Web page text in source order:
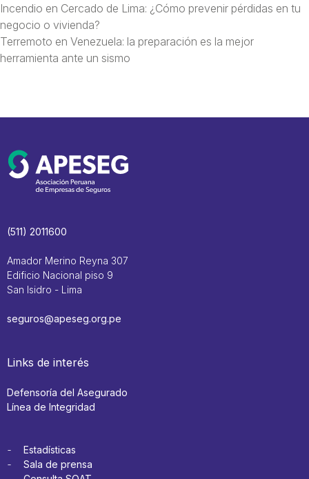
Incendio en Cercado de Lima: ¿Cómo prevenir pérdidas en tu
negocio o vivienda?
Terremoto en Venezuela: la preparación es la mejor
herramienta ante un sismo
(511) 2011600
Amador Merino Reyna 307
Edificio Nacional piso 9
San Isidro - Lima
seguros@apeseg.org.pe
Links de interés
Defensoría del Asegurado
Línea de Integridad
Estadísticas
Sala de prensa